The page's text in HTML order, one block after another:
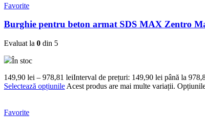
Favorite
Burghie pentru beton armat SDS MAX Zentro
Evaluat la 0 din 5
În stoc
149,90 lei – 978,81 leiInterval de prețuri: 149,90 lei până la
Selectează opțiunile Acest produs are mai multe variații.
Favorite